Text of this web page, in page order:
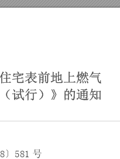
宅表前地 上燃气
（试行）》 的通知
〕581 号